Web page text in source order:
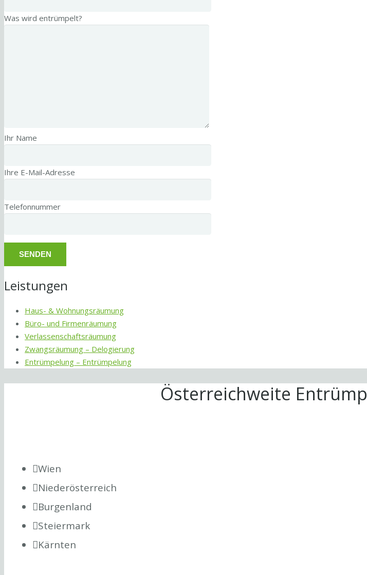
Was wird entrümpelt?
Ihr Name
Ihre E-Mail-Adresse
Telefonnummer
Leistungen
Haus- & Wohnungsräumung
Büro- und Firmenräumung
Verlassenschaftsräumung
Zwangsräumung – Delogierung
Entrümpelung – Entrümpelung
Österreichweite
Wien
Niederösterreich
Burgenland
Steiermark
Kärnten